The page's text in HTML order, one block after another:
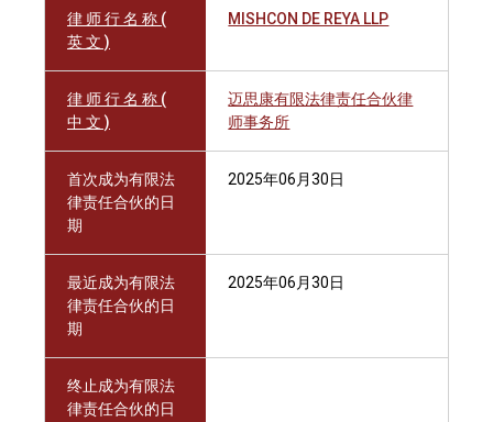
律 师 行 名 称 (
英 文 )
MISHCON DE REYA LLP
律 师 行 名 称 (
中 文 )
迈思康有限法律责任合伙律
师事务所
首次成为有限法
律责任合伙的日
期
2025年06月30日
最近成为有限法
律责任合伙的日
期
2025年06月30日
终止成为有限法
律责任合伙的日